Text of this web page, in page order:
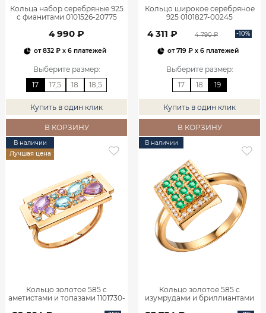
Кольца набор серебряные 925
с фианитами 0101526-20775
4 990 ₽
от832 ₽ x 6 платежей
Выберите размер:
17
17,5 18 18,5
Купить в один клик
В КОРЗИНУ
Кольцо широкое серебряное
925 0101827-00245
4 311 ₽ 4 790 ₽ -10%
от719 ₽ x 6 платежей
Выберите размер:
17
18 19
Купить в один клик
В КОРЗИНУ
В наличии
Лучшая цена
Кольцо золотое 585 с
аметистами и топазами 1101730-
В наличии
Кольцо золотое 585 с
изумрудами и бриллиантами